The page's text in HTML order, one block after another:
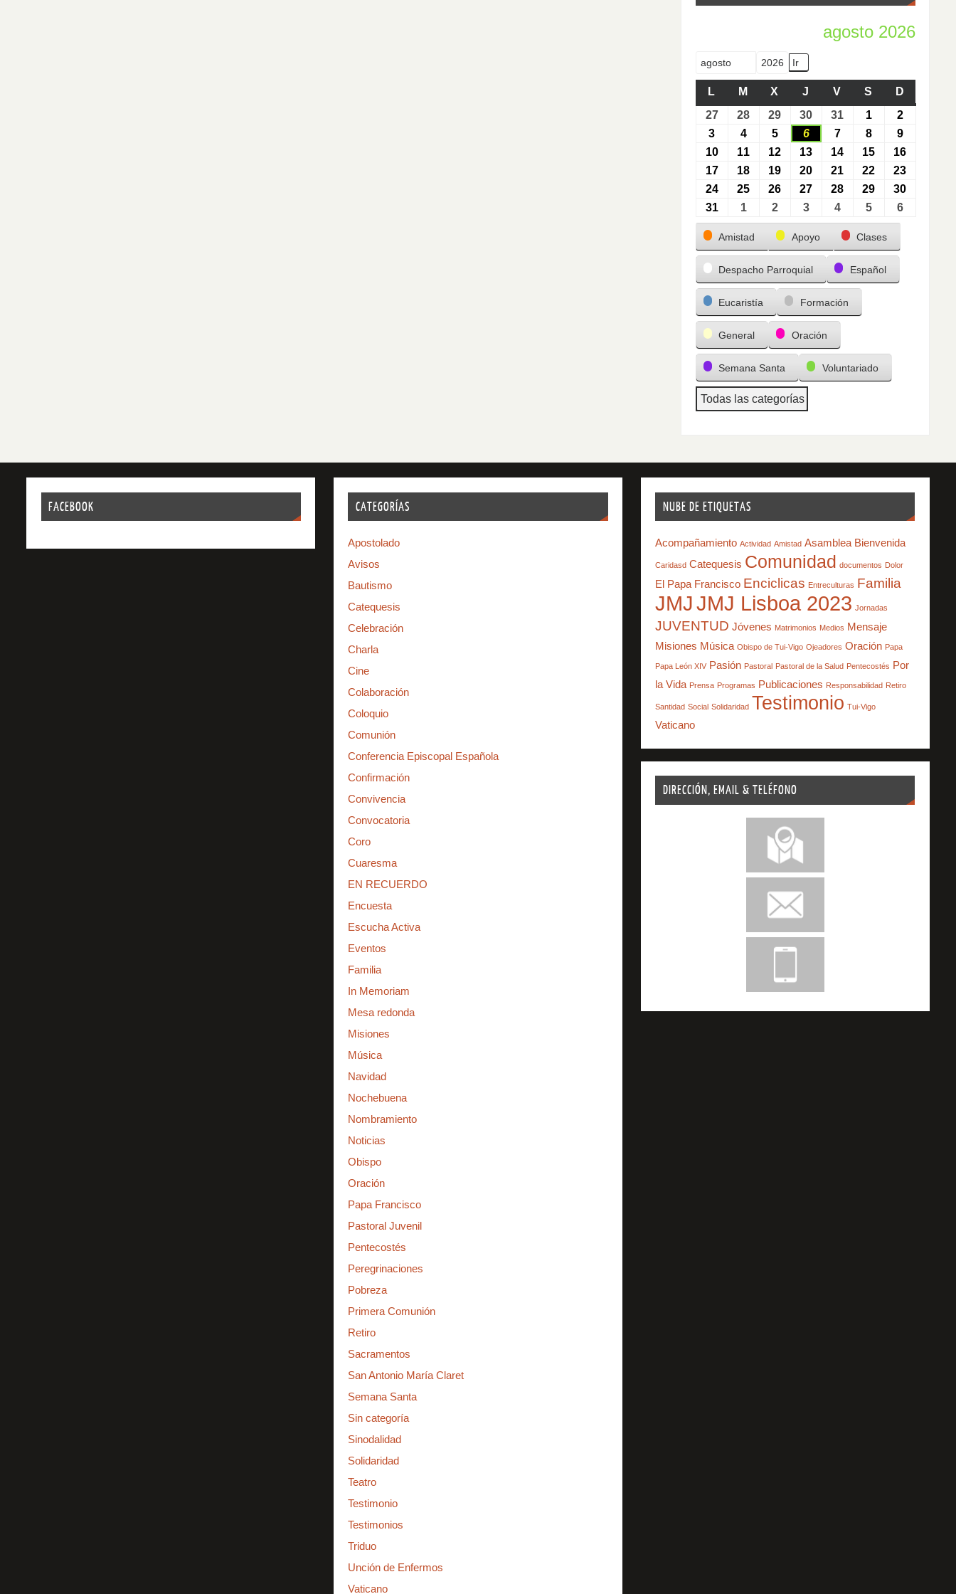
agosto 2026
Mes
Año
L
M X J V S
D
27
28 29 30 31 1
2
3
4 5 6 7 8
9
10
11 12 13 14 15
16
17
18 19 20 21 22
23
24
25 26 27 28 29
30
31
1 2 3 4 5
6
Categorías
Amistad Apoyo Clases
Despacho Parroquial Español
Eucaristía Formación
General Oración
Semana Santa Voluntariado
Todas las categorías
FACEBOOK CATEGORÍAS
Apostolado
Avisos
Bautismo
Catequesis
Celebración
Charla
Cine
Colaboración
Coloquio
Comunión
Conferencia Episcopal Española
Confirmación
Convivencia
Convocatoria
Coro
Cuaresma
EN RECUERDO
Encuesta
Escucha Activa
Eventos
Familia
In Memoriam
Mesa redonda
Misiones
Música
Navidad
Nochebuena
Nombramiento
Noticias
Obispo
Oración
Papa Francisco
Pastoral Juvenil
Pentecostés
Peregrinaciones
Pobreza
Primera Comunión
Retiro
Sacramentos
San Antonio María Claret
Semana Santa
Sin categoría
Sinodalidad
Solidaridad
Teatro
Testimonio
Testimonios
Triduo
Unción de Enfermos
Vaticano
NUBE DE ETIQUETAS
Acompañamiento Actividad Amistad Asamblea Bienvenida
Caridasd Catequesis Comunidad documentos Dolor
El Papa Francisco Enciclicas Entreculturas Familia
JMJJMJ Lisboa 2023 Jornadas
JUVENTUD Jóvenes Matrimonios Medios Mensaje
Misiones Música Obispo de Tui-Vigo Ojeadores Oración Papa
Papa León XIV Pasión Pastoral Pastoral de la Salud Pentecostés Por
la Vida Prensa Programas Publicaciones Responsabilidad Retiro
Santidad Social Solidaridad Testimonio Tui-Vigo
Vaticano
DIRECCIÓN, EMAIL & TELÉFONO